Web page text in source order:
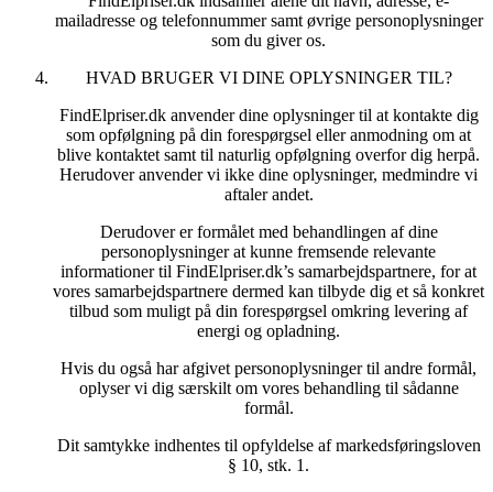
7. DINE OPLYSNINGER BEHANDLES FORTROLIGT
OG SIKKERT
Vi opbevarer dine oplysninger fortroligt og sikkert. Vi har
sikkerhedsforanstaltninger mod, at dine oplysninger hændeligt
eller ulovligt tilintetgøres, fortabes eller forringes, samt mod, at
de kommer til uvedkommendes kendskab, misbruges eller i
øvrigt behandles i strid med de databeskyttelsesretlige regler.
mailadresse og telefonnummer samt øvrige personoplysninger
som du giver os.
HVAD BRUGER VI DINE OPLYSNINGER TIL?
FindElpriser.dk anvender dine oplysninger til at kontakte dig
som opfølgning på din forespørgsel eller anmodning om at
blive kontaktet samt til naturlig opfølgning overfor dig herpå.
Herudover anvender vi ikke dine oplysninger, medmindre vi
aftaler andet.
Derudover er formålet med behandlingen af dine
personoplysninger at kunne fremsende relevante
informationer til FindElpriser.dk’s samarbejdspartnere, for at
vores samarbejdspartnere dermed kan tilbyde dig et så konkret
tilbud som muligt på din forespørgsel omkring levering af
energi og opladning.
Hvis du også har afgivet personoplysninger til andre formål,
oplyser vi dig særskilt om vores behandling til sådanne
formål.
Dit samtykke indhentes til opfyldelse af markedsføringsloven
§ 10, stk. 1.